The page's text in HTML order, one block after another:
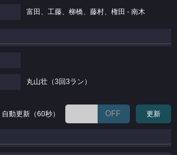
富田、工藤、柳橋、藤村、権田 - 南木
丸山壮（3回3ラン）
自動更新（60秒） OFF 更新